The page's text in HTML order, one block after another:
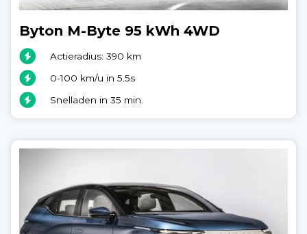
Byton M-Byte 95 kWh 4WD
Actieradius: 390 km
0-100 km/u in 5.5s
Snelladen in 35 min.